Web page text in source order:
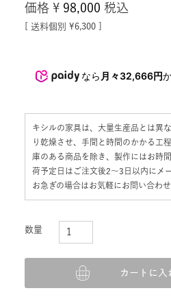
価格 ¥ 98,000 税込
送料個別 ¥6,300
なら 月々32,666円
キシルの家具は、大量生産品とは異
り乾燥させ、手間と時間のかかる工
庫のある商品を除き、製作にはお時
荷予定日はご注文後2〜3日以内にメ
お急ぎの場合はお気軽にお問い合わせ
カートに入